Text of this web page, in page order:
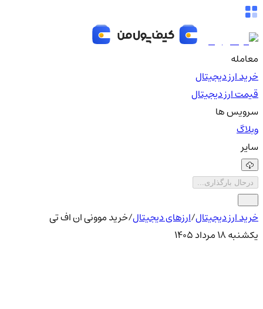
معامله
خرید ارز دیجیتال
قیمت ارز دیجیتال
سرویس ها
وبلاگ
سایر
درحال بارگذاری...
خرید ارز دیجیتال/ارزهای دیجیتال/خرید موونی ان اف تی
یکشنبه ۱۸ مرداد ۱۴۰۵